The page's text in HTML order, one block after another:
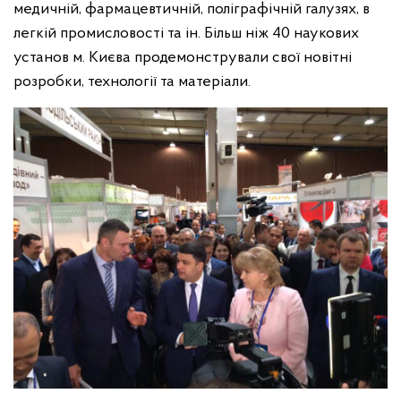
медичній, фармацевтичній, поліграфічній галузях, в
легкій промисловості та ін. Більш ніж 40 наукових
установ м. Києва продемонстрували свої новітні
розробки, технології та матеріали.